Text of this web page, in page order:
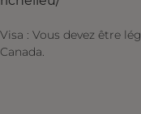
Visa : Vous devez être
Canada.